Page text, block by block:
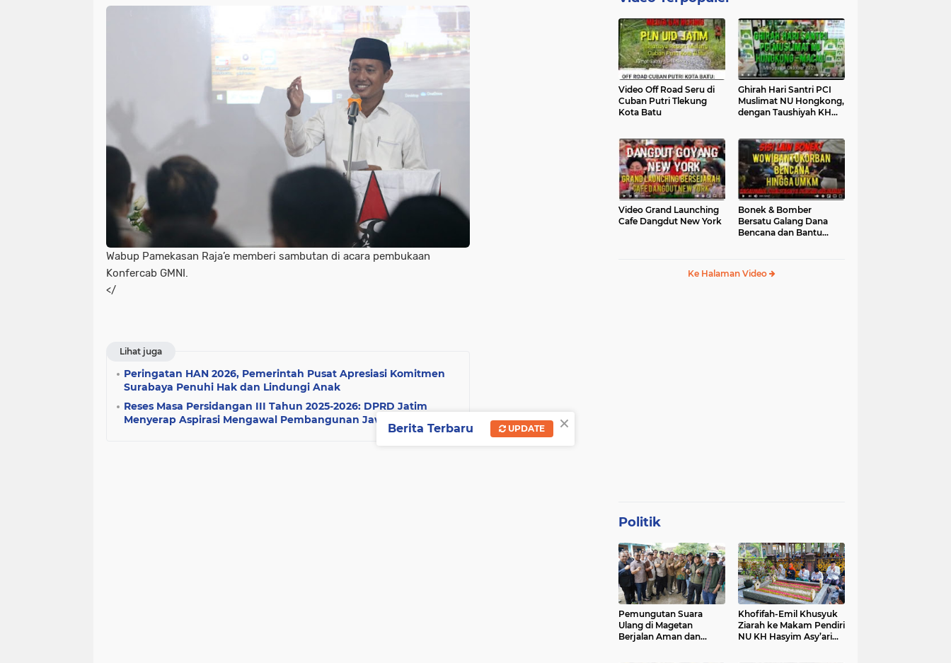
Wabup Pamekasan Raja’e memberi sambutan di acara pembukaan
Konfercab GMNI.
</
Lihat juga
Peringatan HAN 2026, Pemerintah Pusat Apresiasi Komitmen
Surabaya Penuhi Hak dan Lindungi Anak
Reses Masa Persidangan III Tahun 2025-2026: DPRD Jatim
Menyerap Aspirasi Mengawal Pembangunan Jawa Timur
Video Off Road Seru di
Cuban Putri Tlekung
Kota Batu
Ghirah Hari Santri PCI
Muslimat NU Hongkong,
dengan Taushiyah KH
Video Grand Launching
Cafe Dangdut New York
Bonek & Bomber
Bersatu Galang Dana
Bencana dan Bantu
Ke Halaman Video
Politik
Pemungutan Suara
Ulang di Magetan
Berjalan Aman dan
Khofifah-Emil Khusyuk
Ziarah ke Makam Pendiri
NU KH Hasyim Asy’ari
×
Berita Terbaru UPDATE